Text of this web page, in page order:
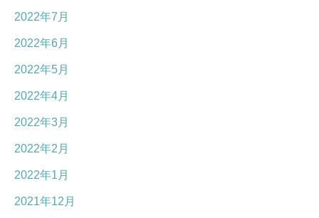
2022年7月
2022年6月
2022年5月
2022年4月
2022年3月
2022年2月
2022年1月
2021年12月